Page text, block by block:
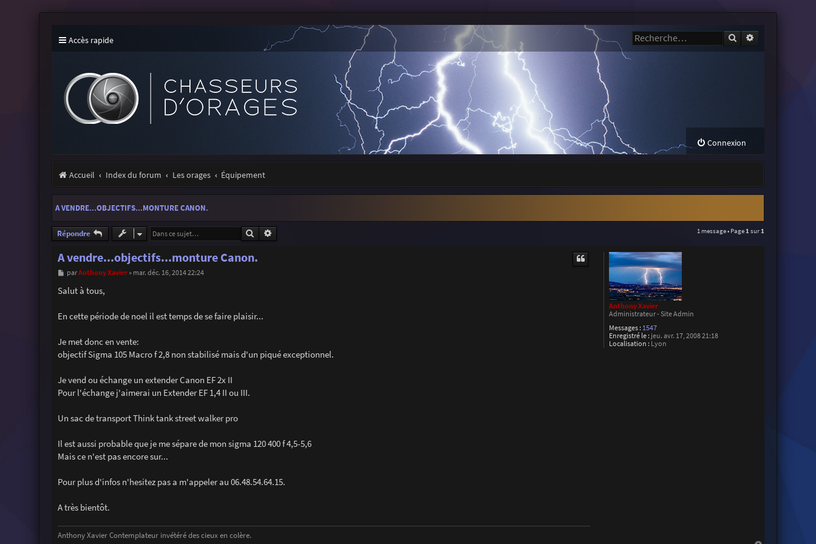
Accès rapide Rechercher
Connexion
Accueil Index du forum Les orages Équipement
A VENDRE...OBJECTIFS...MONTURE CANON.
Répondre Rechercher 1 message • Page 1 sur 1
Anthony Xavier
Administrateur - Site Admin
Messages : 1547
Enregistré le : jeu. avr. 17, 2008 21:18
Localisation : Lyon
A vendre...objectifs...monture Canon.
M
s
s
e
parAnthony Xavier» mar. déc. 16, 2014 22:24
Salut à tous,
En cette période de noel il est temps de se faire plaisir...
Je met donc en vente:
objectif Sigma 105 Macro f 2,8 non stabilisé mais d'un piqué exceptionnel.
Je vend ou échange un extender Canon EF 2x II
Pour l'échange j'aimerai un Extender EF 1,4 II ou III.
Un sac de transport Think tank street walker pro
Il est aussi probable que je me sépare de mon sigma 120 400 f 4,5-5,6
Mais ce n'est pas encore sur...
Pour plus d'infos n'hesitez pas a m'appeler au 06.48.54.64.15.
A très bientôt.
Anthony Xavier Contemplateur invétéré des cieux en colère.